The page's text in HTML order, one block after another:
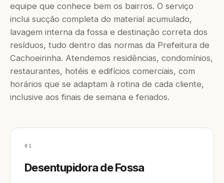
equipe que conhece bem os bairros. O serviço
inclui sucção completa do material acumulado,
lavagem interna da fossa e destinação correta dos
resíduos, tudo dentro das normas da Prefeitura de
Cachoeirinha. Atendemos residências, condomínios,
restaurantes, hotéis e edifícios comerciais, com
horários que se adaptam à rotina de cada cliente,
inclusive aos finais de semana e feriados.
01
Desentupidora de Fossa